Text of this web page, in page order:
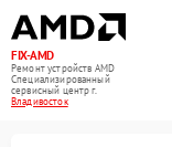
FIX-AMD
Ремонт устройств AMD
Специализированный
cервисный центр г.
Владивосток